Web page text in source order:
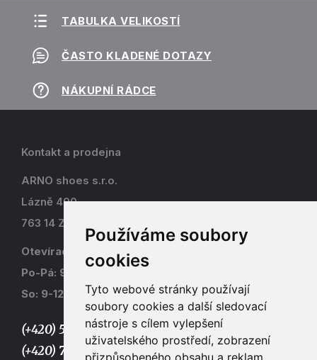
Používáme soubory
cookies
Tyto webové stránky používají
soubory cookies a další sledovací
nástroje s cílem vylepšení
uživatelského prostředí, zobrazení
přizpůsobeného obsahu a reklam,
TABULKA VELIKOSTÍ
ČASTO KLADENÉ DOTAZY
NÁKUPNÍ RÁDCE
Kontakt a prodejna
ARNO shoes s.r.o.
Lázně 490
763 14 Zlín - Kostelec
Otevírací doba
Po-Pá: 9-17
So: 9-12
(+420) 577 915 036,
(+420) 773 667 390